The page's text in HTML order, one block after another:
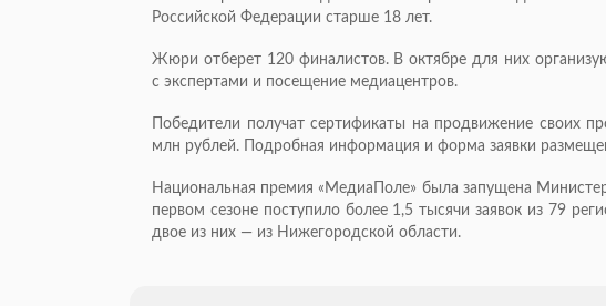
Российской Федерации старше 18 лет.
Жюри отберет 120 финалистов. В октябре для них
с экспертами и посещение медиацентров.
Победители получат сертификаты на продвижение своих
млн рублей. Подробная информация и форма заявки
Национальная премия «МедиаПоле» была запущена
первом сезоне поступило более 1,5 тысячи заявок из 79
двое из них — из Нижегородской области.